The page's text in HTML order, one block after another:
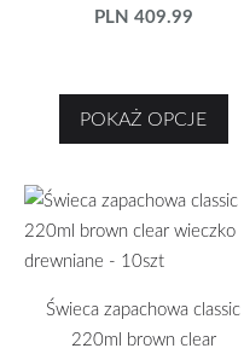
PLN 409.99
POKAŻ OPCJE
Świeca zapachowa classic
220ml brown clear